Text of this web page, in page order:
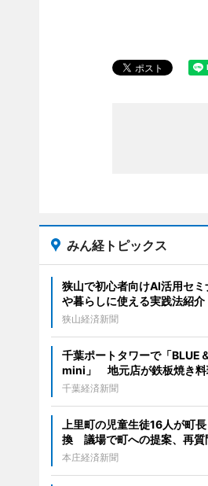
みん経トピックス
狭山で初心者向けAI活用セ
や暮らしに使える実践法紹介
狭山経済新聞
千葉ポートタワーで「BLUE
mini」 地元店が鉄板焼き料
千葉経済新聞
上里町の児童生徒16人が町
換 議場で町への提案、再質
本庄経済新聞